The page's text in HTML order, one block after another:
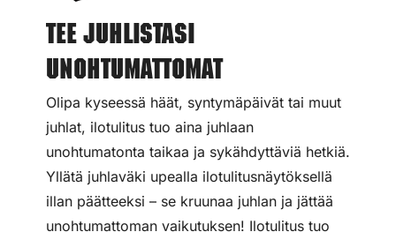
Tee juhlistasi
unohtumattomat
Olipa kyseessä häät, syntymäpäivät tai muut
juhlat, ilotulitus tuo aina juhlaan
unohtumatonta taikaa ja sykähdyttäviä hetkiä.
Yllätä juhlaväki upealla ilotulitusnäytöksellä
illan päätteeksi – se kruunaa juhlan ja jättää
unohtumattoman vaikutuksen! Ilotulitus tuo